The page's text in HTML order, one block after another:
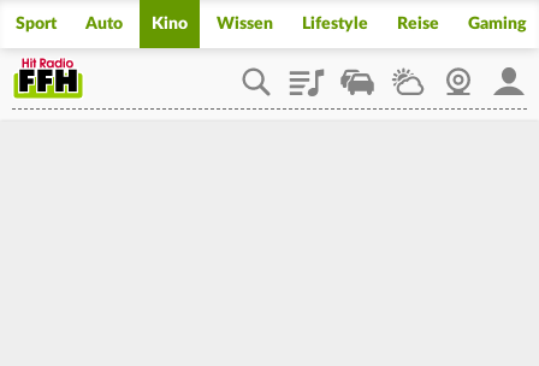
Sport Auto Kino Wissen Lifestyle Reise Gaming
PlaylistStaupilotWetterWebcam